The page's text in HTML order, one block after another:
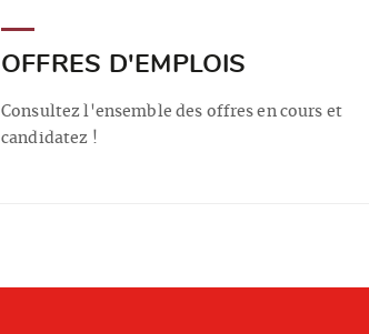
OFFRES D'EMPLOIS
Consultez l'ensemble des offres en cours et
candidatez !